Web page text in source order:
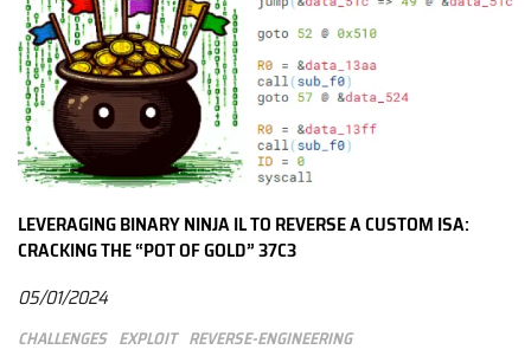
LEVERAGING BINARY NINJA IL TO REVERSE A CUSTOM ISA:
CRACKING THE “POT OF GOLD” 37C3
05/01/2024
Challenges Exploit Reverse-engineering